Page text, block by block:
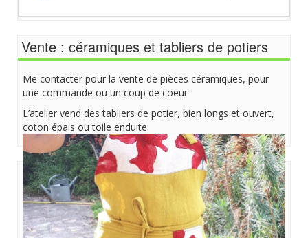
Vente : céramiques et tabliers de potiers
Me contacter pour la vente de pièces céramiques, pour
une commande ou un coup de coeur
L’atelier vend des tabliers de potier, bien longs et ouvert,
coton épais ou toile enduite